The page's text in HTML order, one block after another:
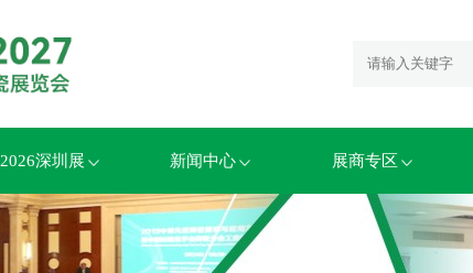
2026深圳展 新闻中心 展商专区